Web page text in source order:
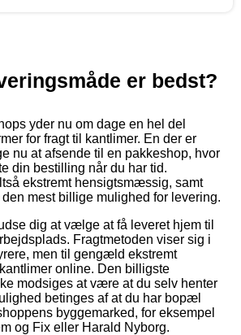
er bedst?
yder nu om dage en hel del
for fragt til kantlimer. En der er
nu at afsende til en pakkeshop, hvor
din bestilling når du har tid.
ekstremt hensigtsmæssig, samt
mest billige mulighed for levering.
dig at vælge at få leveret hjem til
Fragtmetoden viser sig i
men til gengæld ekstremt
online. Den billigste
modsiges at være at du selv henter
betinges af at du har bopæl
byggemarked, for eksempel
og Fix eller Harald Nyborg.